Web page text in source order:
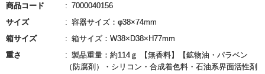
商品コード
7000040156
サイズ
容器サイズ：φ38×74mm
箱サイズ
箱サイズ：W38×D38×H77mm
重さ
製品重量：約114ｇ 【無香料】【鉱物油・パラベン
（防腐剤）・シリコン・合成着色料・石油系界面活性剤